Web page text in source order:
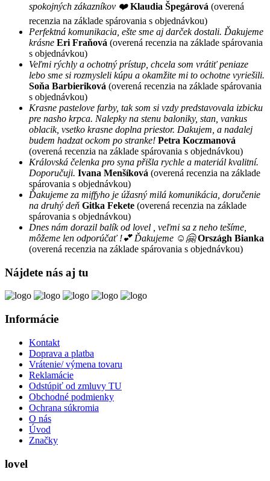
spokojných zákazníkov ❤️ Klaudia Špegárová (overená
recenzia na základe spárovania s objednávkou)
Perfektná komunikacia, ešte sme aj darček dostali. Ďakujeme
krásne Eri Fraňová (overená recenzia na základe spárovania
s objednávkou)
Veľmi rýchly a ochotný prístup, chcela som vrátiť peniaze
lebo sme si rozmysleli kúpu a okamžite mi to ochotne vyriešili.
Soňa Barbieriková (overená recenzia na základe spárovania
s objednávkou)
Krasne pastelove farby, tak som si vzdy predstavovala izbicku
pre nasho krpca. Nalepky na stenu baloniky, stan, vankus
oblacik, vsetko krasne doplna priestor. Dakujem, a nadalej
budem hadzat ockom po stranke! Petra Koczmanová
(overená recenzia na základe spárovania s objednávkou)
Královská čelenka pro syna přišla rychle a materiál kvalitní.
Doporučuji. Ivana Menšíková (overená recenzia na základe
spárovania s objednávkou)
Ďakujeme za miffyho je úžasný milá komunikácia, doručenie
na druhý deň Gitka Fekete (overená recenzia na základe
spárovania s objednávkou)
Dnes nám dorazil balík od lovel , veľmi sa z neho tešíme,
môžeme len odporúčať !💕 Ďakujeme ☺️🤗 Országh Bianka
(overená recenzia na základe spárovania s objednávkou)
Nájdete nás aj tu
Informácie
Kontakt
Doprava a platba
Vrátenie/ výmena tovaru
Reklamácie
Odstúpiť od zmluvy TU
Obchodné podmienky
Ochrana súkromia
O nás
Úvod
Značky
lovel